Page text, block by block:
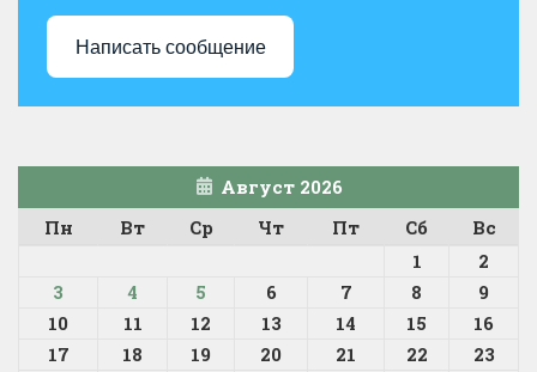
Написать сообщение
Август 2026
Пн
Вт Ср Чт Пт Сб
Вс
1
2
3
4 5 6 7 8
9
10
11 12 13 14 15
16
17
18 19 20 21 22
23